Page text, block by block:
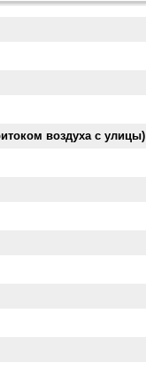
воздуха с улицы)